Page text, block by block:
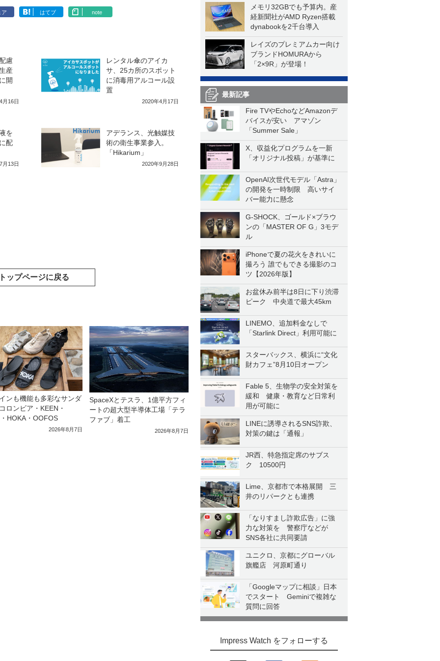
メモリ32GBでも予算内。産
経新聞社がAMD Ryzen搭載
dynabookを2千台導入
レイズのプレミアムカー向け
ブランドHOMURAから
「2×9R」が登場！
最新記事
Fire TVやEchoなどAmazonデ
バイスが安い アマゾン
「Summer Sale」
X、収益化プログラムを一新
「オリジナル投稿」が基準に
OpenAI次世代モデル「Astra」
の開発を一時制限 高いサイ
バー能力に懸念
G-SHOCK、ゴールド×ブラウ
ンの「MASTER OF G」3モデ
ル
iPhoneで夏の花火をきれいに
撮ろう 誰でもできる撮影のコ
ツ【2026年版】
お盆休み前半は8日に下り渋滞
ピーク 中央道で最大45km
LINEMO、追加料金なしで
「Starlink Direct」利用可能に
スターバックス、横浜に“文化
財カフェ”8月10日オープン
Fable 5、生物学の安全対策を
緩和 健康・教育など日常利
用が可能に
LINEに誘導されるSNS詐欺、
対策の鍵は「通報」
JR西、特急指定席のサブス
ク 10500円
Lime、京都市で本格展開 三
井のリパークとも連携
「なりすまし詐欺広告」に強
力な対策を 警察庁などが
SNS各社に共同要請
ユニクロ、京都にグローバル
旗艦店 河原町通り
「Googleマップに相談」日本
でスタート Geminiで複雑な
質問に回答
Impress Watch をフォローする
ア はてブ note
慮
産
開
月16日
レンタル傘のアイカ
サ、25カ所のスポット
に消毒用アルコール設
置
2020年4月17日
を
配
月13日
アデランス、光触媒技
術の衛生事業参入。
「Hikarium」
2020年9月28日
ップページに戻る
ンも機能も多彩なサンダ
ンビア・KEEN・
HOKA・OOFOS
2026年8月7日
SpaceXとテスラ、1億平方フィ
ートの超大型半導体工場「テラ
ファブ」着工
2026年8月7日